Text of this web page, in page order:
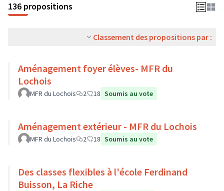
136 propositions
Classement des propositions par :
Aménagement foyer élèves- MFR du
Lochois
MFR du Lochois 2 18 Soumis au vote
Aménagement extérieur - MFR du Lochois
MFR du Lochois 2 18 Soumis au vote
Des classes flexibles à l'école Ferdinand
Buisson, La Riche